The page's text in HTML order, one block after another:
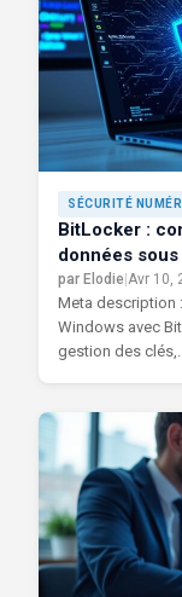
SÉCURITÉ
BitLocker :
données
par Elodie Avr 10,
Meta description
Windows avec
gestion des clés,...